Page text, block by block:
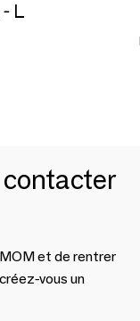
- L
et de rentrer
vous un